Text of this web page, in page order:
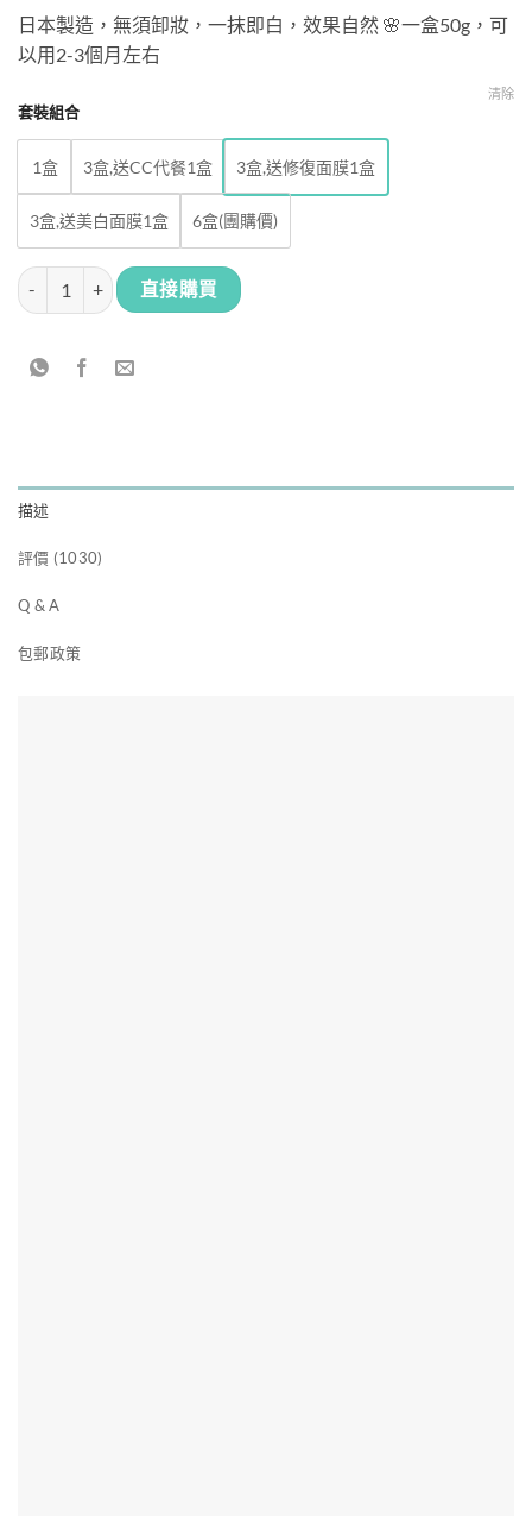
日本製造，無須卸妝，一抹即白，效果自然 🌸一盒50g，可
以用2-3個月左右
套裝組合
1盒 3盒,送CC代餐1盒 3盒,送修復面膜1盒
3盒,送美白面膜1盒 6盒(團購價)
清除
Fatera 三波川冬櫻 童顏霜 數量
直接購買
描述
評價 (1030)
Q & A
包郵政策